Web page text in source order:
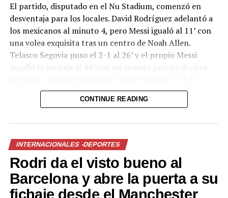
El partido, disputado en el Nu Stadium, comenzó en
desventaja para los locales. David Rodríguez adelantó a
los mexicanos al minuto 4, pero Messi igualó al 11’ con
una volea exquisita tras un centro de Noah Allen.
Telasco Segovia puso el 2-1 al 26’ y el propio Messi
amplió la ventaja al 44’ con un remate preciso dentro
cabeza a pase de Messi desde un córner. Rafa Llorente
descontó para San Luis en el segundo tiempo.
El regreso del astro argentino, de 39 años, llega apenas
semanas después de que Argentina cayera en la final del
Mundial ante España. Messi no solo recuperó el gol, sino
que demostró nuevamente su influencia decisiva en el
juego del Inter Miami, equipo que busca reafirmarse en
la competición binacional.
CONTINUE READING
INTERNACIONALES -DEPORTES
Rodri da el visto bueno al
Barcelona y abre la puerta a su
fichaje desde el Manchester